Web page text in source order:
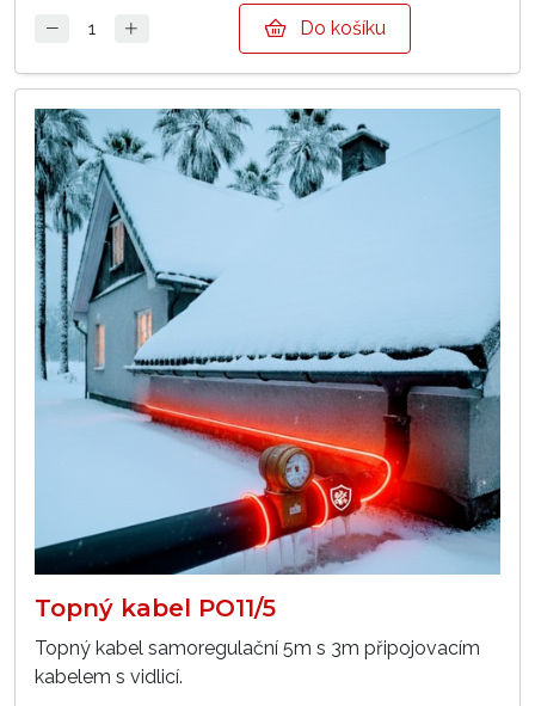
Do košíku
Topný kabel PO11/5
Topný kabel samoregulační 5m s 3m připojovacím
kabelem s vidlicí.